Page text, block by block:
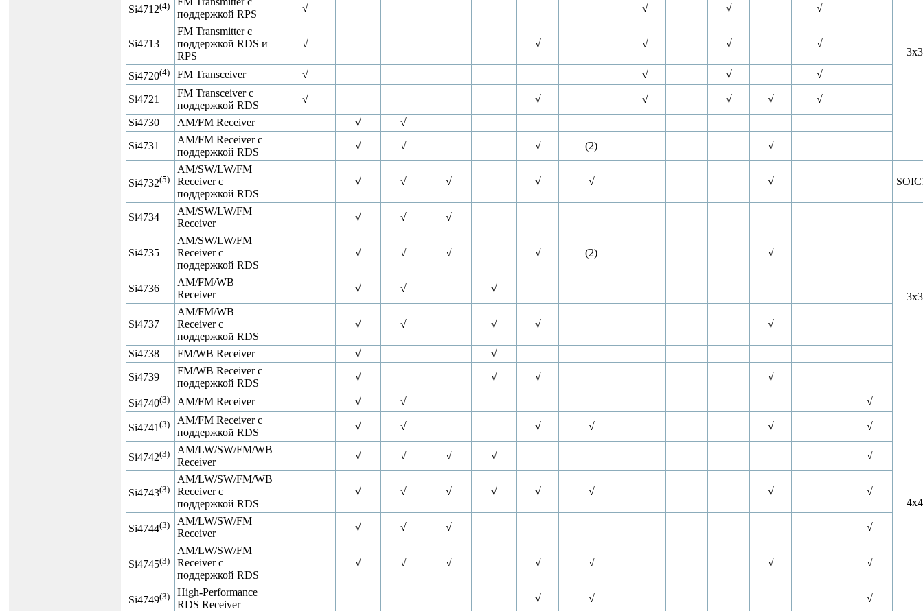
3x3
Si4712(4)
поддержкой RPS
√ √ √ √
Si4713
FM Transmitter с
поддержкой RDS и
RPS
√ √ √ √ √
Si4720(4) FM Transceiver √ √ √ √
Si4721
FM Transceiver с
поддержкой RDS
√ √ √ √ √
√
Si4730
AM/FM Receiver √
√
Si4731
AM/FM Receiver с
поддержкой RDS
√ √ √ (2) √
Si4732(5)
AM/SW/LW/FM
Receiver с
поддержкой RDS
√ √ √ √ √ √
Si4734
AM/SW/LW/FM
Receiver
√ √ √
3x3
Si4735
AM/SW/LW/FM
Receiver с
поддержкой RDS
√ √ √ √ (2) √
Si4736
AM/FM/WB
Receiver
√ √ √
Si4737
AM/FM/WB
Receiver с
поддержкой RDS
√ √ √ √ √
Si4738 FM/WB Receiver √
√
Si4739
FM/WB Receiver с
поддержкой RDS
√ √ √ √
Si4740(3) AM/FM Receiver √ √ √
4x4
Si4741 (3)
AM/FM Receiver с
поддержкой RDS
√ √ √ √ √ √
Si4742(3)
AM/LW/SW/FM/WB
Receiver
√ √ √ √ √
Si4743(3)
AM/LW/SW/FM/WB
Receiver с
поддержкой RDS
√ √ √ √ √ √ √ √
Si4744(3)
AM/LW/SW/FM
Receiver
√ √ √ √
Si4745(3)
AM/LW/SW/FM
Receiver с
поддержкой RDS
√ √ √ √ √ √ √
Si4749(3)
High-Performance
RDS Receiver
√ √
√